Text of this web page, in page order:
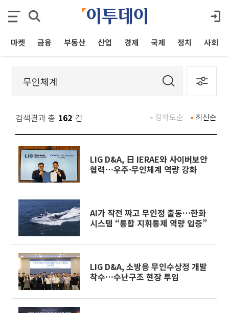
마켓 금융 부동산 산업 경제 국제 정치 사회
검색결과 총 162 건 최신순
정확도순
LIG D&A, 日 IERAE와 사이버보안
협력…우주·무인체계 역량 강화
AI가 작전 짜고 무인정 출동…한화
시스템 “통합 지휘통제 역량 입증”
LIG D&A, 소방용 무인수상정 개발
착수…수난구조 현장 투입